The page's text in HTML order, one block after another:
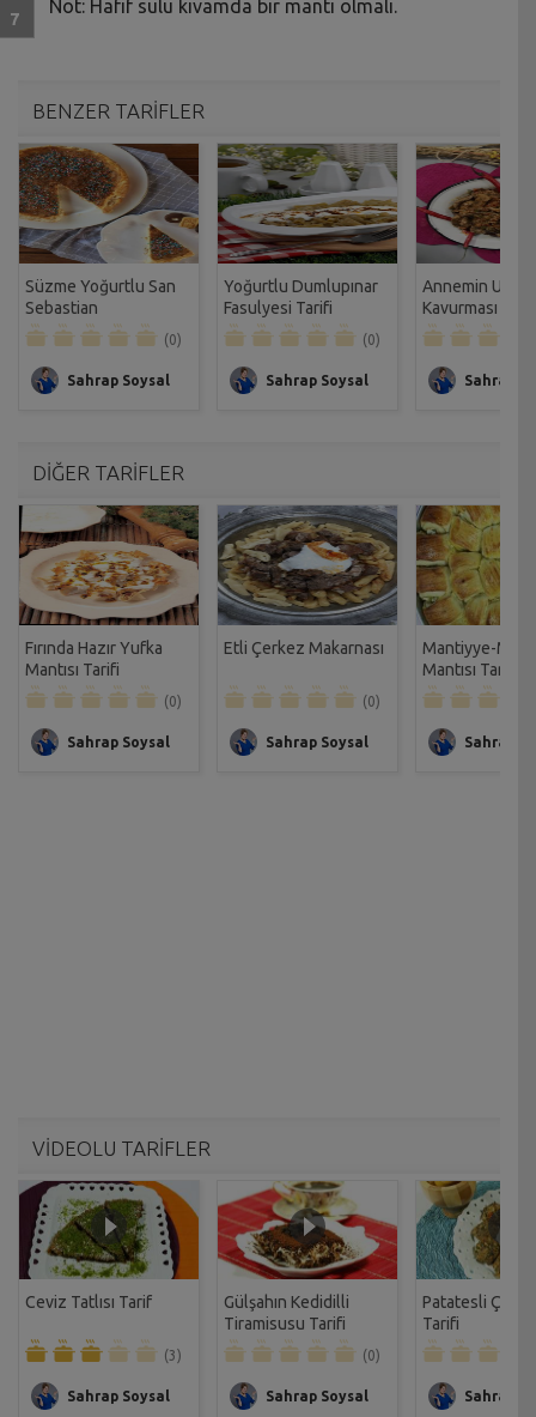
Not: Hafif sulu kıvamda bir mantı olmalı.
BENZER TARİFLER
Süzme Yoğurtlu San
Sebastian
Cheesecake Tarifi
(0)
Sahrap Soysal
Yoğurtlu Dumlupınar
Fasulyesi Tarifi
(0)
Sahrap Soysal
Annemin
Kavurması
Sahrap
DİĞER TARİFLER
Fırında Hazır Yufka
Mantısı Tarifi
(0)
Sahrap Soysal
Etli Çerkez Makarnası
(0)
Sahrap Soysal
Mantiyye-
Mantısı Tarifi
Sahrap
VİDEOLU TARİFLER
Ceviz Tatlısı Tarif
(3)
Sahrap Soysal
Gülşahın Kedidilli
Tiramisusu Tarifi
(0)
Sahrap Soysal
Patatesli Çıtır
Tarifi
Sahrap